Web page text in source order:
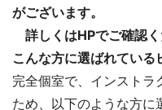
がございます。
詳しくはHPでご確認く
こんな方に選ばれてい
完全個室で、インストラ
ため、以下のような方に